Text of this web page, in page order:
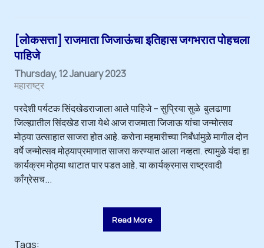
[लोकसत्ता] राजमाता जिजाऊंचा इतिहास जगभरात पोहचला
पाहिजे
Thursday, 12 January 2023
महाराष्ट्र
परदेशी पर्यटक सिंदखेडराजाला आले पाहिजे – सुप्रिया सुळे बुलढाणा
जिल्ह्यातील सिंदखेड राजा येथे आज राजमाता जिजाऊ यांचा जन्मोत्सव
मोठ्या उत्साहात साजरा होत आहे. करोना महमारीच्या निर्बंधांमुळे मागील दोन
वर्षे जन्मोत्सव मोठ्याप्रमाणात साजरा करण्यात आला नव्हता. त्यामुळे यंदा हा
कार्यक्रम मोठ्या थाटात पार पडत आहे. या कार्यक्रमास राष्ट्रवादी
काँग्रेसच...
Read More
Tags: